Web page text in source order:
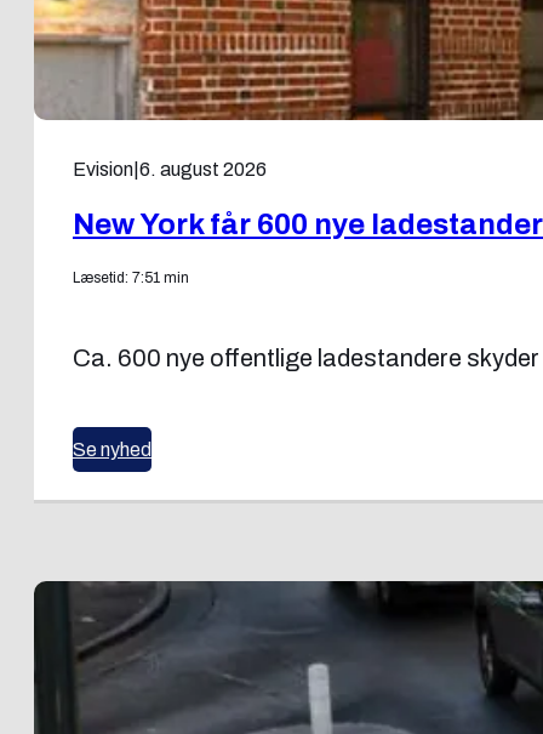
Evision 6. august 2026
New York får 600 nye
Læsetid: 7:51 min
Ca. 600 nye offentlige ladestandere
Se nyhed